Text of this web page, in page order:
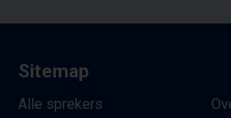
Sitemap
Alle sprekers